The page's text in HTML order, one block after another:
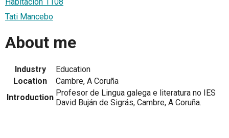
Habitación 1108
Tati Mancebo
About me
Industry
Education
Location
Cambre, A Coruña
Introduction Profesor de Lingua galega e literatura no IES
David Buján de Sigrás, Cambre, A Coruña.